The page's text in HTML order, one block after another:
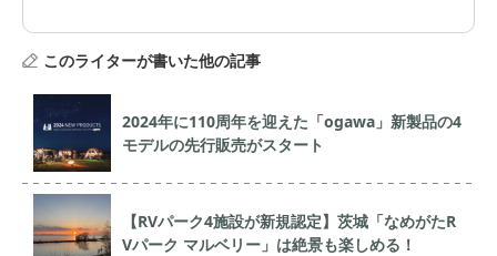
このライターが書いた他の記事
2024年に110周年を迎えた「ogawa」新製品の4
モデルの先行販売がスタート
【RVパーク4施設が新規認定】茨城「なめがたR
Vパーク マルベリー」は絶景も楽しめる！